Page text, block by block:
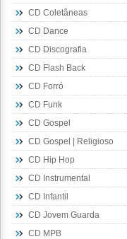
CD Coletâneas
CD Dance
CD Discografia
CD Flash Back
CD Forró
CD Funk
CD Gospel
CD Gospel | Religioso
CD Hip Hop
CD Instrumental
CD Infantil
CD Jovem Guarda
CD MPB